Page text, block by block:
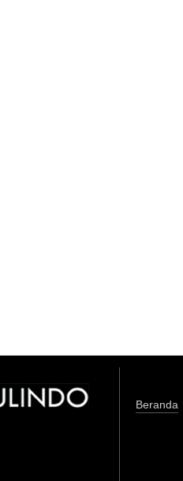
Beranda